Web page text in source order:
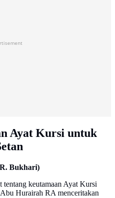
Ayat Kursi untuk
Bukhari)
keutamaan Ayat Kursi
Hurairah RA menceritakan